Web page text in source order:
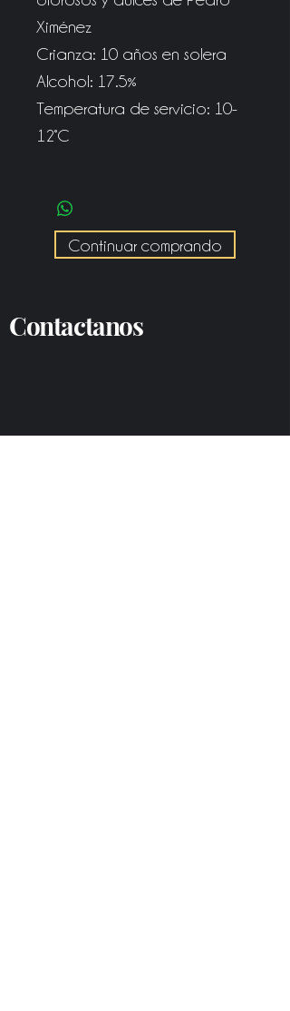
Ximénez
Crianza: 10 años en solera
Alcohol: 17.5%
Temperatura de servicio: 10-
12°C
Continuar comprando
Contactanos